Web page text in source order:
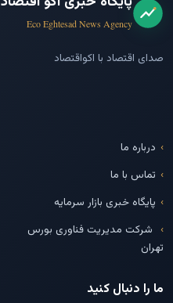
Eco Eghtesad News Agency
صدای اقتصاد با اکواقتصاد
درباره ما
تماس با ما
پایگاه خبری بازار سرمایه
شرکت مدیریت فناوری بورس
تهران
ما را دنبال کنید